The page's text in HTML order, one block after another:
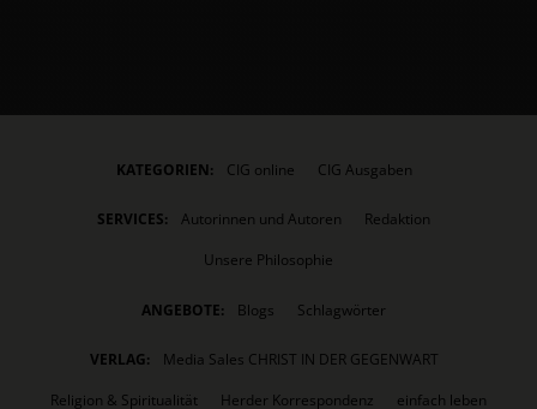
KATEGORIEN: CIG online CIG Ausgaben
SERVICES: Autorinnen und Autoren
Redaktion
Unsere Philosophie
ANGEBOTE: Blogs Schlagwörter
VERLAG:
Media Sales CHRIST IN DER GEGENWART
Religion & Spiritualität
Herder Korrespondenz
einfach leben